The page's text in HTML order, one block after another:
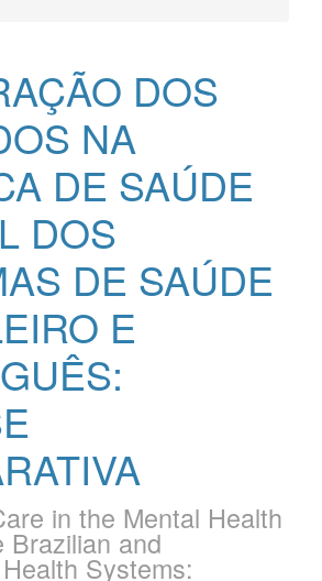
DOS
NA
DE SAÚDE
DOS
DE SAÚDE
E
in the Mental Health
Brazilian and
Systems: